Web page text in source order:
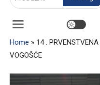
Home » 14 .
VOGOŠĆE